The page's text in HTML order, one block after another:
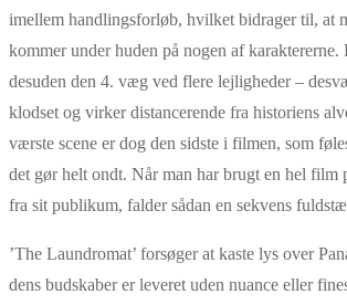
imellem handlingsforløb, hvilket bidrager til, at
kommer under huden på nogen af karaktererne.
desuden den 4. væg ved flere lejligheder –
klodset og virker distancerende fra historiens
værste scene er dog den sidste i filmen, som
det gør helt ondt. Når man har brugt en hel film
fra sit publikum, falder sådan en sekvens
’The Laundromat’ forsøger at kaste lys over
dens budskaber er leveret uden nuance eller